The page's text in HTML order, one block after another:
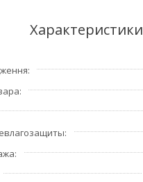
Характеристики